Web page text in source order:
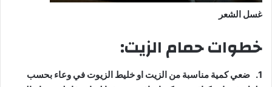
غسل الشعر
خطوات حمام الزيت:
1. ضعي كمية مناسبة من الزيت او خليط الزيوت في وعاء بحسب